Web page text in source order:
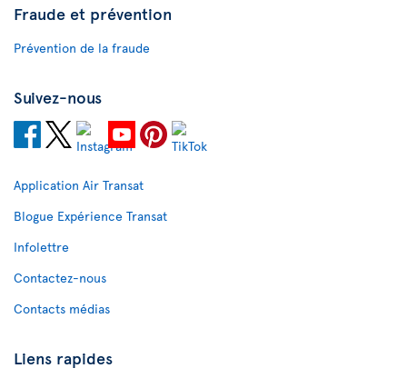
Fraude et prévention
Prévention de la fraude
Suivez-nous
Application Air Transat
Blogue Expérience Transat
Infolettre
Contactez-nous
Contacts médias
Liens rapides